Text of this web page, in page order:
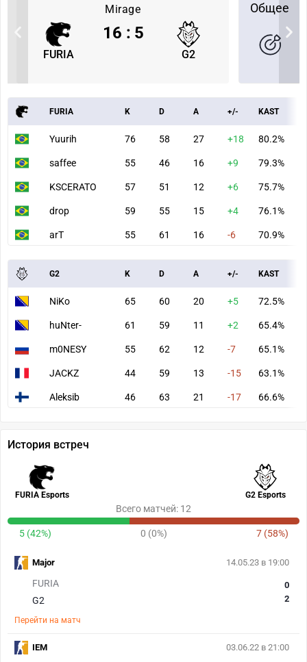
Mirage
FURIA G2
16 : 5
Общее
FURIA K D A +/- KAST
Yuurih 76 58 27 +18 80.2%
saffee 55 46 16 +9 79.3%
KSCERATO 57 51 12 +6 75.7%
drop 59 55 15 +4 76.1%
arT 55 61 16 -6 70.9%
G2 K D A +/- KAST
NiKo 65 60 20 +5 72.5%
huNter- 61 59 11 +2 65.4%
m0NESY 55 62 12 -7 65.1%
JACKZ 44 59 13 -15 63.1%
Aleksib 46 63 21 -17 66.6%
История встреч
FURIA Esports G2 Esports
Всего матчей: 12
5 (42%) 0 (0%) 7 (58%)
14.05.23 в 19:00
FURIA
G2
0
2
Перейти на матч
Major
03.06.22 в 21:00
IEM